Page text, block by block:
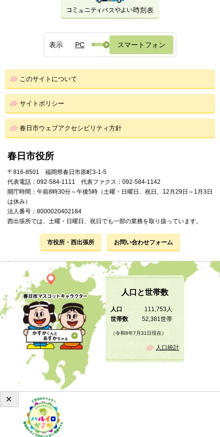
表示 PC スマートフォン
このサイトについて
サイトポリシー
春日市ウェブアクセシビリティ方針
春日市役所
〒816-8501 福岡県春日市原町3-1-5
代表電話：092-584-1111 代表ファクス：092-584-1142
開庁時間：午前8時30分～午後5時（土曜・日曜日、祝日、12月29日～1月3日
は休み）
法人番号：8000020402184
西出張所では、土曜・日曜日、祝日でも一部の業務を取り扱っています。
市役所・西出張所 お問い合わせフォーム
人口と世帯数
人口
111,753人
世帯数
52,381世帯
（令和8年7月31日現在）
人口統計